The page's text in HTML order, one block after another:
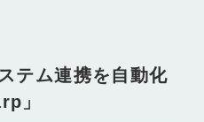
テム連携を自動化
」